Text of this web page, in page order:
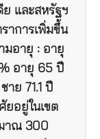
และสหรัฐฯ
าการเพิ่มขึ้น
มอายุ : อายุ
อายุ 65 ปี
ย 71.1 ปี
อยู่ในเขต
าณ 300